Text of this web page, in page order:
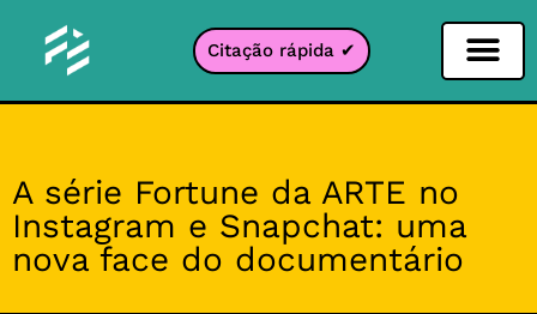
Citação rápida ✔
A série Fortune da ARTE no
Instagram e Snapchat: uma
nova face do documentário